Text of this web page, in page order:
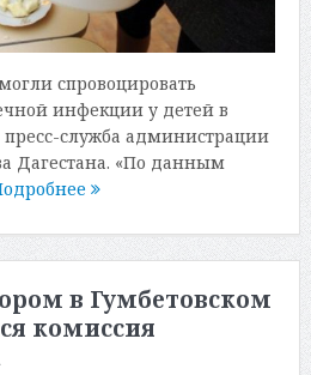
спровоцировать
инфекции у детей в
служба администрации
Дагестана. «По данным
в Гумбетовском
комиссия